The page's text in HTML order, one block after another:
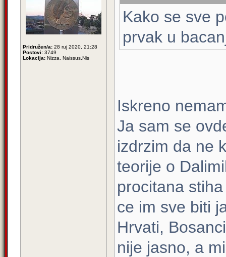
Pridružen/a: 28 ruj 2020, 21:28
Postovi: 3749
Lokacija: Nizza, Naissus,Nis
Kako se sve
prvak u
Iskreno
Ja sam se
izdrzim da ne
teorije o
procitana
ce im sve biti
Hrvati,
nije jasno, a